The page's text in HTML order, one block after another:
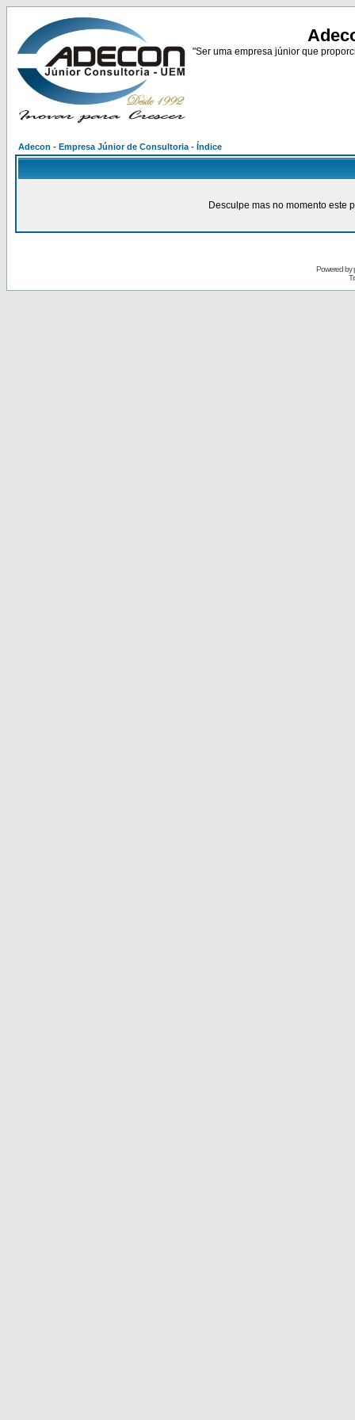
"Ser uma empresa júnior que
Adecon - Empresa Júnior de Consultoria - Índice
Desculpe mas no momento este
Powered by